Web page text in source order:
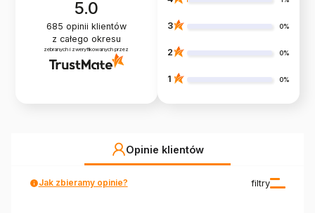
5.0
685 opinii klientów
z całego okresu
zebranych i zweryfikowanych przez
3 0%
2 0%
1 0%
Opinie klientów
filtry
Jak zbieramy opinie?